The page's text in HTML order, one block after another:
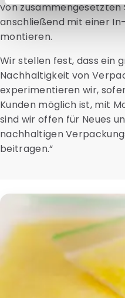
von zusammengesetzten
anschließend mit einer
montieren.
Wir stellen fest, dass ein
Nachhaltigkeit von
experimentieren wir,
Kunden möglich ist, mit
sind wir offen für Neues
nachhaltigen
beitragen.“